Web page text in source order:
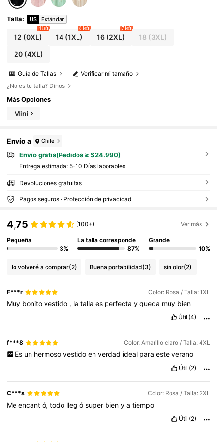
Talla: US Estándar
12 (0XL)
4 left
14 (1XL)
8 left
16(2XL)
7 left
18 (3XL)
20(4XL)
Verificar mi tamaño
Guía de Tallas
¿No es tu talla? Dinos
Más Opciones
Mini
Envío a Chile
Envío gratis(Pedidos ≥ $24.990)
Entrega estimada: 5-10 Días laborables
Devoluciones gratuitas
Pagos seguros · Protección de privacidad
4,75 (100+) Ver más
Pequeña
3%
La talla corresponde
87%
Grande
10%
lo volveré a comprar(2) Buena portabilidad(3) sin olor(2)
F***r Color: Rosa / Talla: 1XL
Muy bonitovestido , latallaes perfectayqueda muy bien
Útil (4)
f***8 Color: Amarillo claro / Talla: 4XL
Es un hermoso vestido en verdad ideal para este verano
Útil (2)
C***s Color: Rosa / Talla: 2XL
Meencantó,todo llegósuper bienyatiempo
Útil (2)